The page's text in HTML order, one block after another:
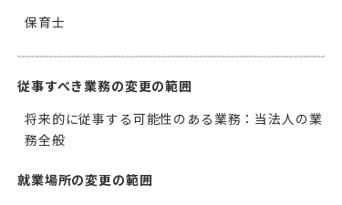
保育士
従事すべき業務の変更の範囲
将来的に従事する可能性のある業務：当法人の業
務全般
就業場所の変更の範囲